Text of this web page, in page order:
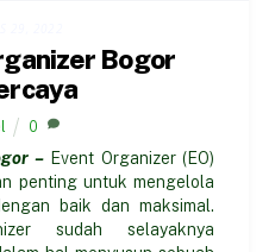
Bogor
0
– Event Organizer (EO)
penting untuk mengelola
baik dan maksimal.
sudah selayaknya